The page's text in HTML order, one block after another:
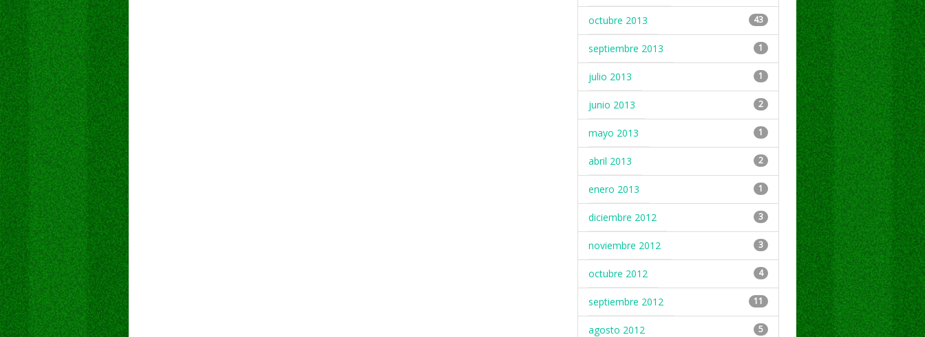
octubre 2013 43
septiembre 2013 1
julio 2013 1
junio 2013 2
mayo 2013 1
abril 2013 2
enero 2013 1
diciembre 2012 3
noviembre 2012 3
octubre 2012 4
septiembre 2012 11
agosto 2012 5